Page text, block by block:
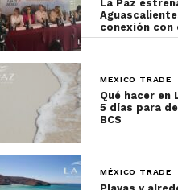
La Paz
conexión con
MÉXICO TRADE
Qué hacer en
5 días para
BCS
MÉXICO TRADE